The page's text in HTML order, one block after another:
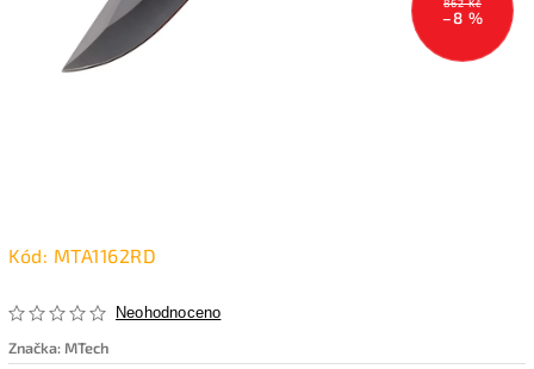
862 Kč
–8 %
Kód: MTA1162RD
Neohodnoceno
Značka: MTech